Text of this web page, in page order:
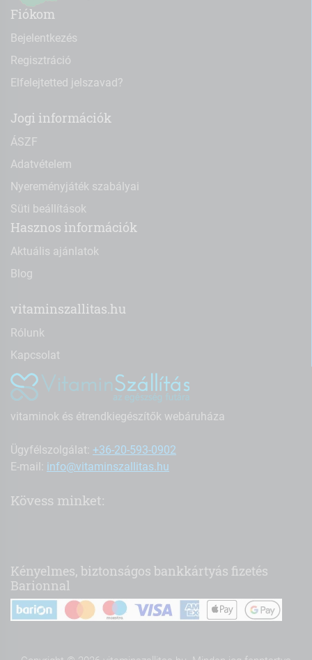
Fiókom
Bejelentkezés
Regisztráció
Elfelejtetted jelszavad?
Jogi információk
ÁSZF
Adatvételem
Nyereményjáték szabályai
Süti beállítások
Hasznos információk
Aktuális ajánlatok
Blog
vitaminszallitas.hu
Rólunk
Kapcsolat
vitaminok és étrendkiegészítők webáruháza
Ügyfélszolgálat: +36-20-593-0902
E-mail: info@vitaminszallitas.hu
Kövess minket:
Kényelmes, biztonságos bankkártyás fizetés
Barionnal